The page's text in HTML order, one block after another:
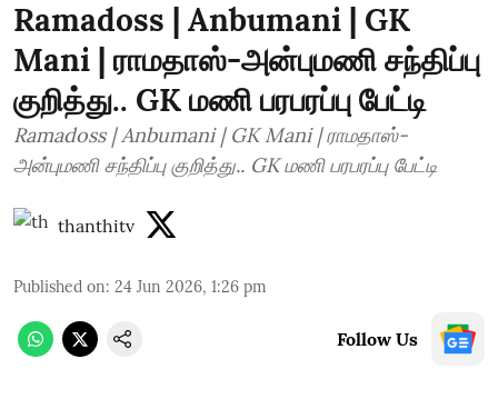
Ramadoss | Anbumani | GK
Mani | ராமதாஸ்-அன்புமணி சந்திப்பு
குறித்து.. GK மணி பரபரப்பு பேட்டி
Ramadoss | Anbumani | GK Mani | ராமதாஸ்-
அன்புமணி சந்திப்பு குறித்து.. GK மணி பரபரப்பு பேட்டி
thanthitv
Published on: 24 Jun 2026, 1:26 pm
Follow Us